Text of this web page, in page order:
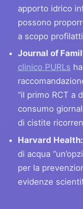
apporto idrico
possono
a scopo
Journal of
clinico PURLs
“il primo RCT a
consumo
di cistite
Harvard Health:
di acqua
per la
evidenze